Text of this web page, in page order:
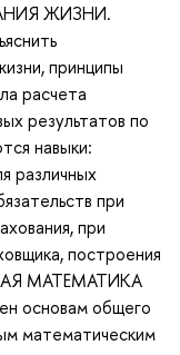
ЖИЗНИ.
принципы
расчета
результатов по
навыки:
различных
при
при
построения
МАТЕМАТИКА
основам общего
математическим